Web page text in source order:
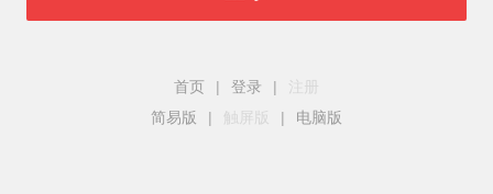
首页 | 登录 |
注册
简易版
| 触屏版 | 电脑版